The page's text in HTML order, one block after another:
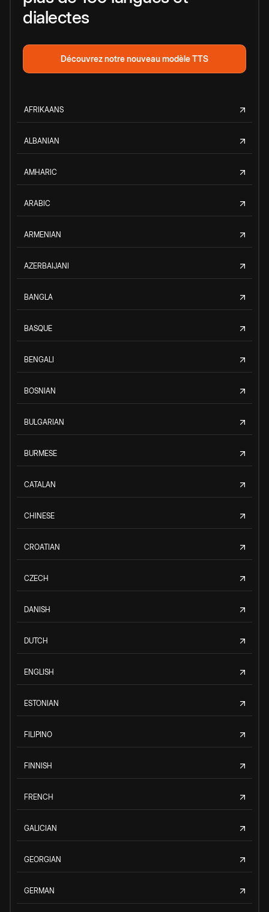
dialectes
Découvrez notre nouveau modèle TTS
AFRIKAANS
ALBANIAN
AMHARIC
ARABIC
ARMENIAN
AZERBAIJANI
BANGLA
BASQUE
BENGALI
BOSNIAN
BULGARIAN
BURMESE
CATALAN
CHINESE
CROATIAN
CZECH
DANISH
DUTCH
ENGLISH
ESTONIAN
FILIPINO
FINNISH
FRENCH
GALICIAN
GEORGIAN
GERMAN